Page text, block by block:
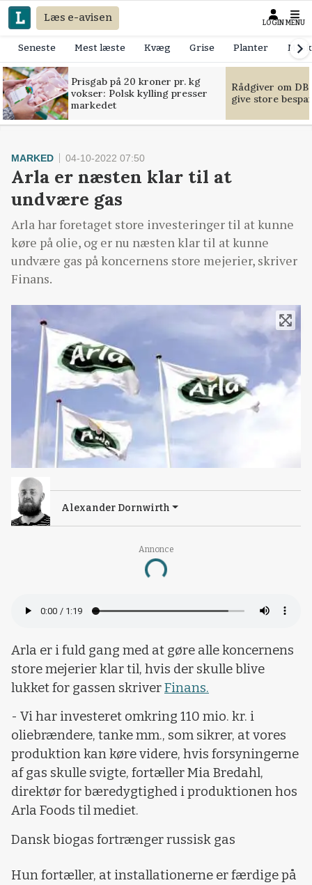
Læs e-avisen LOGIN MENU
Seneste Mest læste Kvæg Grise Planter
Prisgab på 20 kroner pr. kg
vokser: Polsk kylling presser
markedet
Rådgiver om
give store
Annonce
Loading...
MARKED 04-10-2022 07:50
Arla er næsten klar til at
undvære gas
Arla har foretaget store investeringer til at kunne
køre på olie, og er nu næsten klar til at kunne
undvære gas på koncernens store mejerier, skriver
Finans.
Alexander Dornwirth
Arla er i fuld gang med at gøre alle koncernens
store mejerier klar til, hvis der skulle blive
lukket for gassen skriverFinans.
- Vi har investeret omkring 110 mio. kr. i
oliebrændere, tanke mm., som sikrer, at vores
produktion kan køre videre, hvis forsyningerne
af gas skulle svigte, fortæller Mia Bredahl,
direktør for bæredygtighed i produktionen hos
Arla Foods til mediet.
Dansk biogas fortrænger russisk gas
Hun fortæller, at installationerne er færdige på